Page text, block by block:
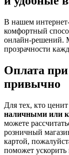
В нашем
комфортный
онлайн-решений.
прозрачности
Оплата
привычно
Для тех, кто
наличными или
можете
розничный
картой,
поможет ускорить